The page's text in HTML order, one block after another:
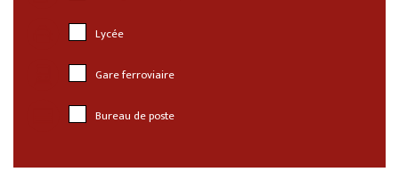
Lycée
Gare ferroviaire
Bureau de poste